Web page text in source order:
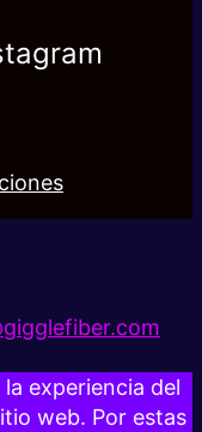
experiencia del
web. Por estas